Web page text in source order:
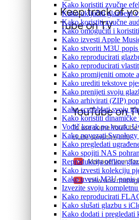
Kako koristiti zvučne
Kako uključiti glazbeni
Kako koristiti zvučne
Kako omogućiti i
Kako izvesti Apple
Kako stvoriti M3U
Kako reproducirati
Kako reproducirati
Kako promijeniti omote
Kako urediti tekstove
Kako prenijeti svoju
Kako arhivirati (ZIP)
Kako scrobblati svoju
Kako koristiti dinamičke
Vodič korak po korak:
Kako povezati
Kako pregledati
Kako spojiti NAS
Reprodukcija offline
Kako izvesti kolekciju
Kako uvesti M3U popis
Izvezite svoju
Kako reproducirati
Kako slušati glazbu s
Kako dodati i pregledati